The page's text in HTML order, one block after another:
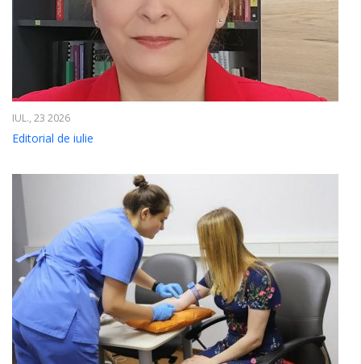
IUL., 23 2026
Editorial de iulie